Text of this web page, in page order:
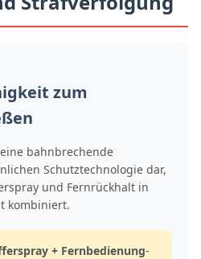
zum
eine bahnbrechende
Schutztechnologie dar,
und Fernrückhalt in
kombiniert.
+ Fernbedienung-